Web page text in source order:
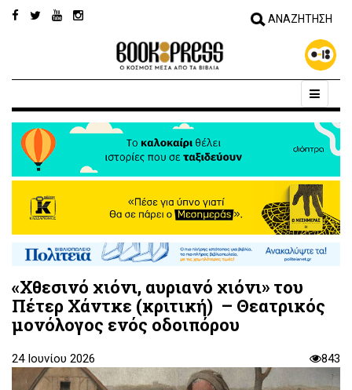
«Χθεσινό χιόνι, αυριανό χιόνι» του
Πέτερ Χάντκε (κριτική) – Θεατρικός
μονόλογος ενός οδοιπόρου
24 Ιουνίου 2026 843